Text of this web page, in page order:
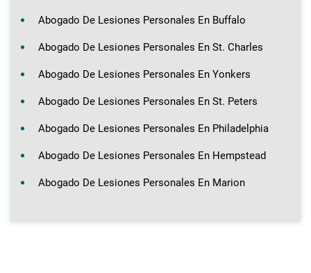
Abogado De Lesiones Personales En Buffalo
Abogado De Lesiones Personales En St. Charles
Abogado De Lesiones Personales En Yonkers
Abogado De Lesiones Personales En St. Peters
Abogado De Lesiones Personales En Philadelphia
Abogado De Lesiones Personales En Hempstead
Abogado De Lesiones Personales En Marion